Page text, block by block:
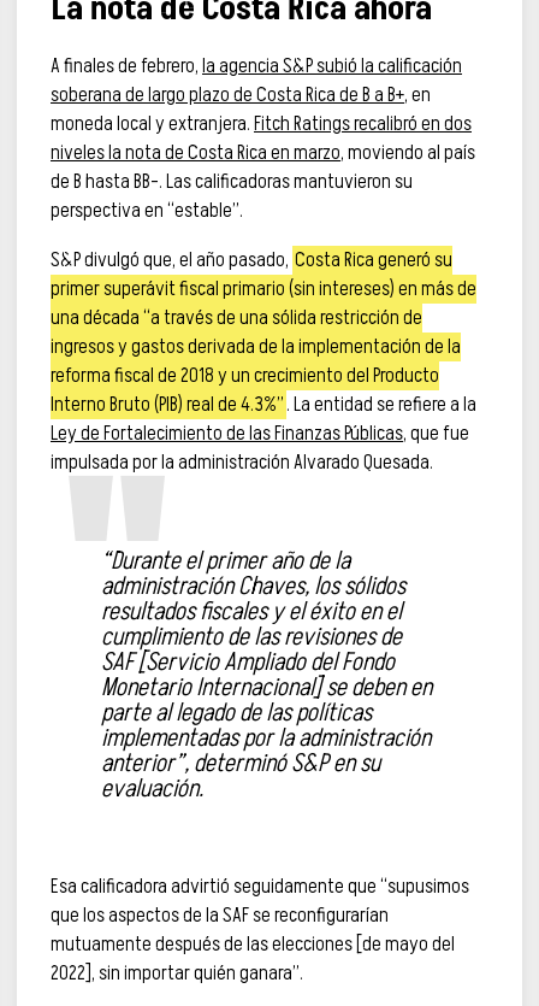
A finales de febrero,la agencia S&P subió la calificación
soberana de largo plazo de Costa Rica de B a B+, en
moneda local y extranjera.Fitch Ratings recalibró en dos
niveles la nota de Costa Rica en marzo, moviendo al país
de B hasta BB-. Las calificadoras mantuvieron su
perspectiva en “estable”.
S&P divulgó que, el año pasado, Costa Rica generó su
primer superávit fiscal primario (sin intereses) en más de
una década “a través de una sólida restricción de
ingresos y gastos derivada de la implementación de la
reforma fiscal de 2018 y un crecimiento del Producto
Interno Bruto (PIB) real de 4.3%”. La entidad se refiere a la
Ley de Fortalecimiento de las Finanzas Públicas, que fue
impulsada por la administración Alvarado Quesada.
“Durante el primer año de la
administración Chaves, los sólidos
resultados fiscales y el éxito en el
cumplimiento de las revisiones de
SAF [Servicio Ampliado del Fondo
Monetario Internacional] se deben en
parte al legado de las políticas
implementadas por la administración
anterior”, determinó S&P en su
evaluación.
Esa calificadora advirtió seguidamente que “supusimos
que los aspectos de la SAF se reconfigurarían
mutuamente después de las elecciones [de mayo del
2022], sin importar quién ganara”.